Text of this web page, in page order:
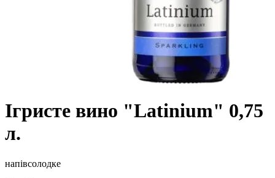
Ігристе вино "Latinium" 0,75
л.
напівсолодке